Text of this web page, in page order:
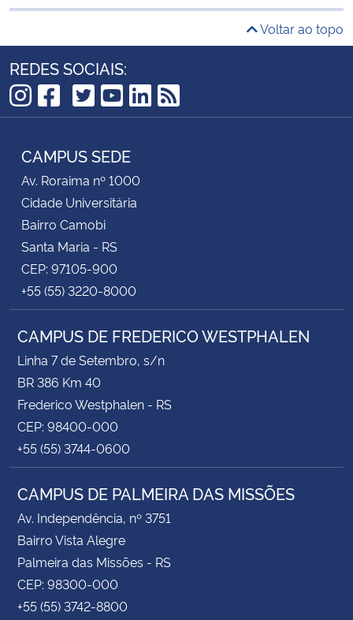
Voltar ao topo
REDES SOCIAIS:
Instagram
Facebook
TikTok
Twitter
YouTube
LinkedIn
RSS
CAMPUS SEDE
Av. Roraima nº 1000
Cidade Universitária
Bairro Camobi
Santa Maria - RS
CEP: 97105-900
+55 (55) 3220-8000
CAMPUS DE FREDERICO WESTPHALEN
Linha 7 de Setembro, s/n
BR 386 Km 40
Frederico Westphalen - RS
CEP: 98400-000
+55 (55) 3744-0600
CAMPUS DE PALMEIRA DAS MISSÕES
Av. Independência, nº 3751
Bairro Vista Alegre
Palmeira das Missões - RS
CEP: 98300-000
+55 (55) 3742-8800